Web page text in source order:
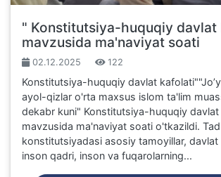
" Konstitutsiya-huquqiy
mavzusida ma'naviyat soati
02.12.2025 122
Konstitutsiya-huquqiy davlat
ayol-qizlar o'rta maxsus islom ta'lim
dekabr kuni" Konstitutsiya-huquqiy
mavzusida ma'naviyat soati o'tkazildi.
konstitutsiyadasi asosiy tamoyillar, davlat
inson qadri, inson va fuqarolarning...